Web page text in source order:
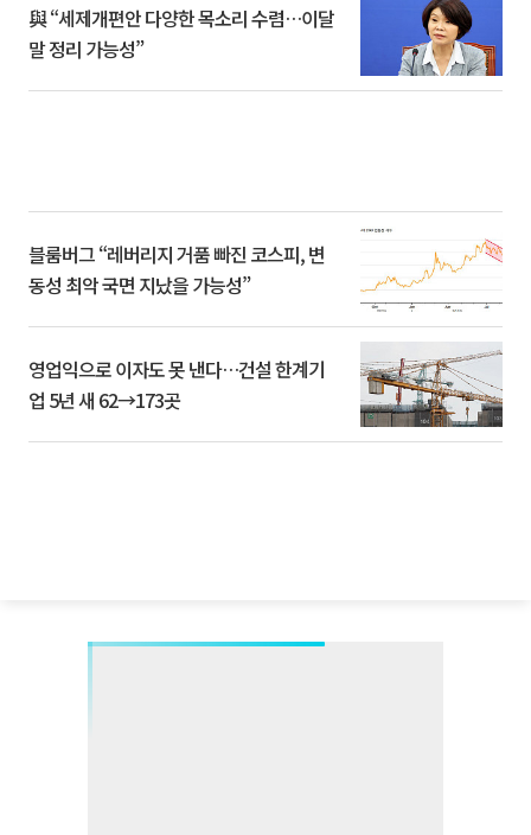
與 “세제개편안 다양한 목소리 수렴…이달
말 정리 가능성”
블룸버그 “레버리지 거품 빠진 코스피, 변
동성 최악 국면 지났을 가능성”
영업익으로 이자도 못 낸다…건설 한계기
업 5년 새 62→173곳